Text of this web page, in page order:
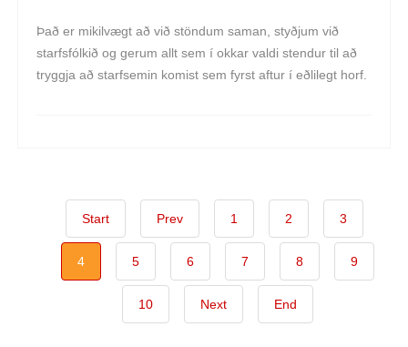
Það er mikilvægt að við stöndum saman, styðjum við
starfsfólkið og gerum allt sem í okkar valdi stendur til að
tryggja að starfsemin komist sem fyrst aftur í eðlilegt horf.
Start Prev 1 2 3
4 5 6 7 8 9
10 Next End